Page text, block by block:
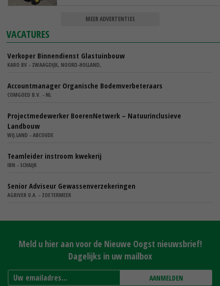
MEER ADVERTENTIES
VACATURES
Verkoper Binnendienst Glastuinbouw
KARO BV - ZWAAGDIJK, NOORD-HOLLAND,
Accountmanager Organische Bodemverbeteraars
COMGOED B.V. - NL
Projectmedewerker BoerenNetwerk – Natuurinclusieve
Landbouw
WIJ.LAND - ABCOUDE
Teamleider instroom kwekerij
IBN - SCHAIJK
Senior Adviseur Gewassenverzekeringen
AGRIVER U.A. - ZOETERMEER
Meld u hier aan voor de Nieuwe Oogst nieuwsbrief!
Dagelijks in uw mailbox
AANMELDEN